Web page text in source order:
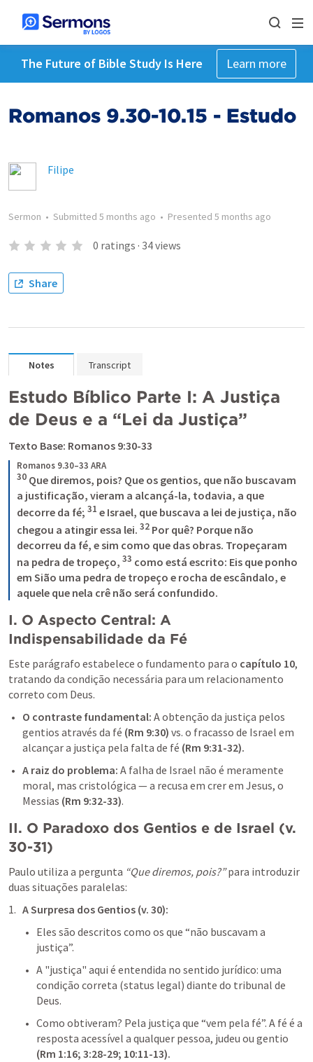
The Future of Bible Study Is Here Learn more
Romanos 9.30-10.15 - Estudo
Filipe
Sermon • Submitted 5 months ago • Presented 5 months ago
0 ratings · 34views
Share
Notes Transcript
Estudo Bíblico Parte I: A Justiça
de Deus e a “Lei da Justiça”
Texto Base: Romanos 9:30-33
Romanos 9.30–33 ARA
30 Que diremos, pois? Que os gentios, que não buscavam
a justificação, vieram a alcançá-la, todavia, a que
decorre da fé; 31 e Israel, que buscava a lei de justiça, não
chegou a atingir essa lei. 32 Por quê? Porque não
decorreu da fé, e sim como que das obras. Tropeçaram
na pedra de tropeço, 33 como está escrito: Eis que ponho
em Sião uma pedra de tropeço e rocha de escândalo, e
aquele que nela crê não será confundido.
I. O Aspecto Central: A
Indispensabilidade da Fé
Este parágrafo estabelece o fundamento para o capítulo 10,
tratando da condição necessária para um relacionamento
correto com Deus.
O contraste fundamental: A obtenção da justiça pelos
gentios através da fé (Rm 9:30) vs. o fracasso de Israel em
alcançar a justiça pela falta de fé (Rm 9:31-32).
A raiz do problema: A falha de Israel não é meramente
moral, mas cristológica — a recusa em crer em Jesus, o
Messias (Rm 9:32-33).
II. O Paradoxo dos Gentios e de Israel (v.
30-31)
Paulo utiliza a pergunta “Que diremos, pois?” para introduzir
duas situações paralelas:
A Surpresa dos Gentios (v. 30):
Eles são descritos como os que “não buscavam a
justiça”.
A "justiça" aqui é entendida no sentido jurídico: uma
condição correta (status legal) diante do tribunal de
Deus.
Como obtiveram? Pela justiça que “vem pela fé”. A fé é a
resposta acessível a qualquer pessoa, judeu ou gentio
(Rm 1:16; 3:28-29; 10:11-13).